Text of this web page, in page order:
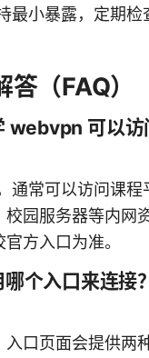
最小暴露，定期检
（FAQ）
webvpn 可以访
通常可以访问课程
校园服务器等内网
方入口为准。
个入口来连接
入口页面会提供两